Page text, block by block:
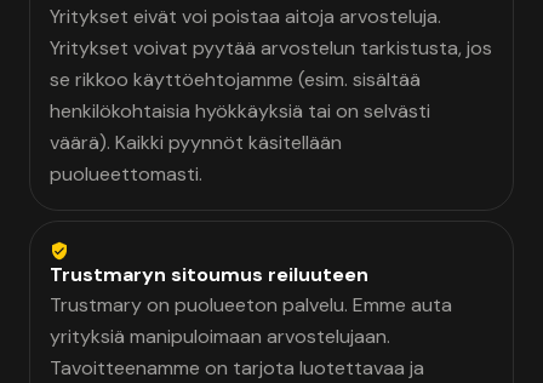
Yritykset eivät voi poistaa aitoja arvosteluja.
Yritykset voivat pyytää arvostelun tarkistusta, jos
se rikkoo käyttöehtojamme (esim. sisältää
henkilökohtaisia hyökkäyksiä tai on selvästi
väärä). Kaikki pyynnöt käsitellään
puolueettomasti.
Trustmaryn sitoumus reiluuteen
Trustmary on puolueeton palvelu. Emme auta
yrityksiä manipuloimaan arvostelujaan.
Tavoitteenamme on tarjota luotettavaa ja